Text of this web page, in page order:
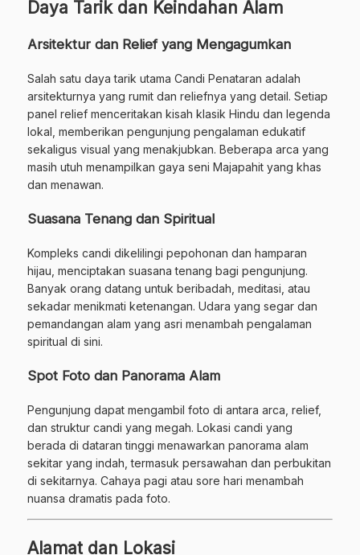
Daya Tarik dan Keindahan Alam
Arsitektur dan Relief yang Mengagumkan
Salah satu daya tarik utama Candi Penataran adalah
arsitekturnya yang rumit dan reliefnya yang detail. Setiap
panel relief menceritakan kisah klasik Hindu dan legenda
lokal, memberikan pengunjung pengalaman edukatif
sekaligus visual yang menakjubkan. Beberapa arca yang
masih utuh menampilkan gaya seni Majapahit yang khas
dan menawan.
Suasana Tenang dan Spiritual
Kompleks candi dikelilingi pepohonan dan hamparan
hijau, menciptakan suasana tenang bagi pengunjung.
Banyak orang datang untuk beribadah, meditasi, atau
sekadar menikmati ketenangan. Udara yang segar dan
pemandangan alam yang asri menambah pengalaman
spiritual di sini.
Spot Foto dan Panorama Alam
Pengunjung dapat mengambil foto di antara arca, relief,
dan struktur candi yang megah. Lokasi candi yang
berada di dataran tinggi menawarkan panorama alam
sekitar yang indah, termasuk persawahan dan perbukitan
di sekitarnya. Cahaya pagi atau sore hari menambah
nuansa dramatis pada foto.
Alamat dan Lokasi